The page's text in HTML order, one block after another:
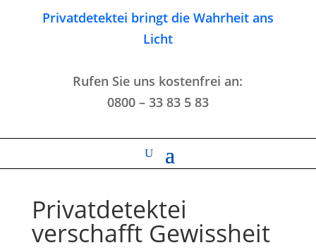
Privatdetektei bringt die Wahrheit ans
Licht
Rufen Sie uns kostenfrei an:
0800 – 33 83 5 83
Privatdetektei
verschafft Gewissheit